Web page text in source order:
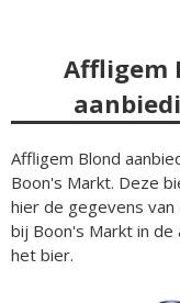
Affligem
Affligem Blond
Boon's Markt. Deze
hier de gegevens
bij Boon's Markt in
het bier.